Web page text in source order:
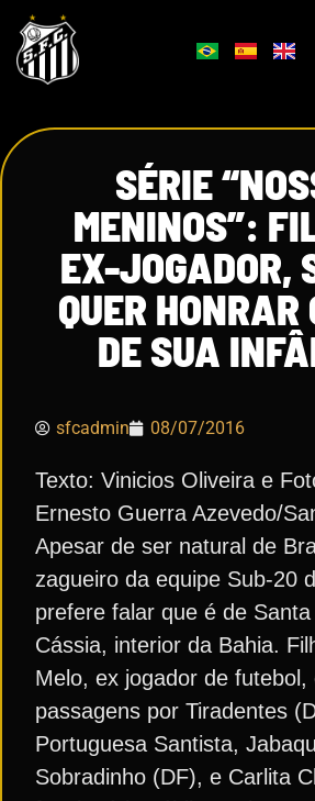
SÉRIE
MENINOS”:
EX-JOGADOR,
QUER HONRAR
DE SUA
sfcadmin 08/07/2016
Texto: Vinicios Oliveira e
Ernesto Guerra Azevedo/
Apesar de ser natural de
zagueiro da equipe Sub-20
prefere falar que é de
Cássia, interior da Bahia.
Melo, ex jogador de futebol,
passagens por Tiradentes
Portuguesa Santista,
Sobradinho (DF), e Carlita